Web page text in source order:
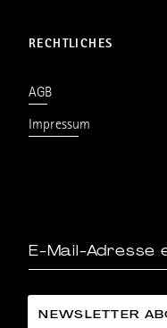
RECHTLICHES
AGB
Impressum